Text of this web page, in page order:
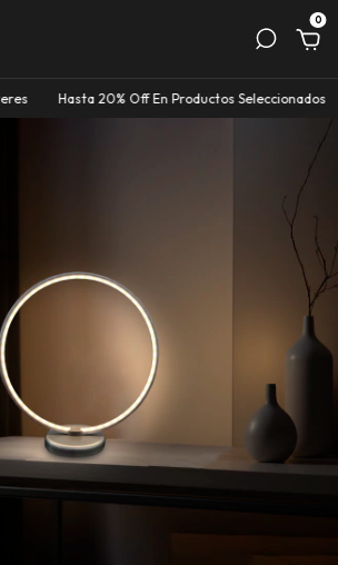
0
Hasta 20% Off En Productos Seleccionados